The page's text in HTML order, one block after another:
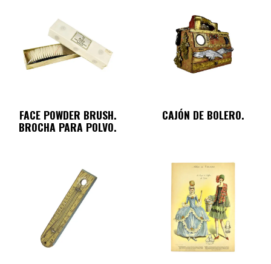
FACE POWDER BRUSH.
BROCHA PARA POLVO.
CAJÓN DE BOLERO.